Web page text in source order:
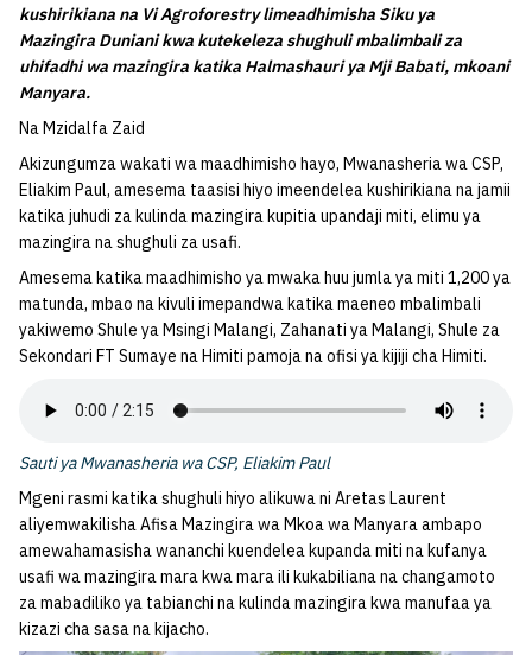
kushirikiana na Vi Agroforestry limeadhimisha Siku ya
Mazingira Duniani kwa kutekeleza shughuli mbalimbali za
uhifadhi wa mazingira katika Halmashauri ya Mji Babati, mkoani
Manyara.
Na Mzidalfa Zaid
Akizungumza wakati wa maadhimisho hayo, Mwanasheria wa CSP,
Eliakim Paul, amesema taasisi hiyo imeendelea kushirikiana na jamii
katika juhudi za kulinda mazingira kupitia upandaji miti, elimu ya
mazingira na shughuli za usafi.
Amesema katika maadhimisho ya mwaka huu jumla ya miti 1,200 ya
matunda, mbao na kivuli imepandwa katika maeneo mbalimbali
yakiwemo Shule ya Msingi Malangi, Zahanati ya Malangi, Shule za
Sekondari FT Sumaye na Himiti pamoja na ofisi ya kijiji cha Himiti.
Sauti ya Mwanasheria wa CSP, Eliakim Paul
Mgeni rasmi katika shughuli hiyo alikuwa ni Aretas Laurent
aliyemwakilisha Afisa Mazingira wa Mkoa wa Manyara ambapo
amewahamasisha wananchi kuendelea kupanda miti na kufanya
usafi wa mazingira mara kwa mara ili kukabiliana na changamoto
za mabadiliko ya tabianchi na kulinda mazingira kwa manufaa ya
kizazi cha sasa na kijacho.